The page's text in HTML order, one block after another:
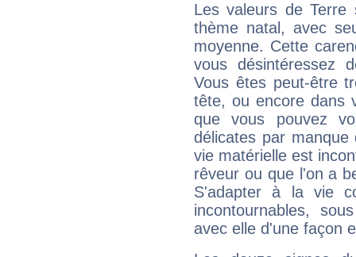
Les valeurs de Terre
thème natal, avec
moyenne. Cette
vous désintéressez
Vous êtes peut-être
tête, ou encore dans
que vous pouvez
délicates par
vie matérielle est
rêveur ou que l'on a
S'adapter à la vie
incontournables,
avec elle d'une façon